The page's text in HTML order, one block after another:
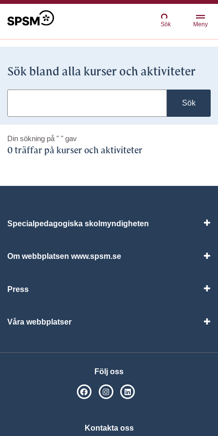
Sök Meny
Sök bland alla kurser och aktiviteter
Sök
Din sökning på " " gav
0 träffar på kurser och aktiviteter
Specialpedagogiska skolmyndigheten
Om webbplatsen www.spsm.se
Press
Våra webbplatser
Följ oss
SPSM på Facebook
SPSM på Instagram
Kontakta oss